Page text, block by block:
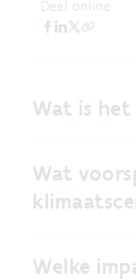
Deel online
Wat is
Wat
Welke